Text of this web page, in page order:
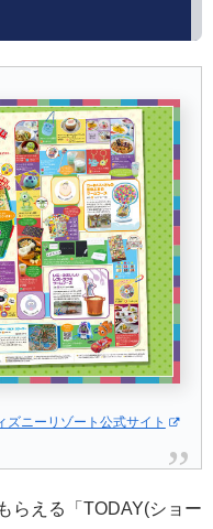
ズニーリゾート公式サイト
らえる「TODAY(ショー